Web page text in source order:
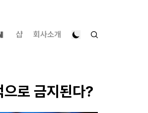
샵 회사소개
으로 금지된다?